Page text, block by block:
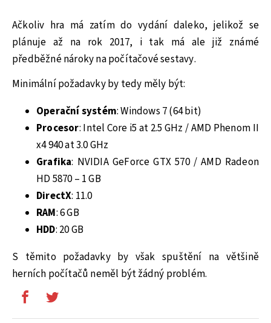
Ačkoliv hra má zatím do vydání daleko, jelikož se
plánuje až na rok 2017, i tak má ale již známé
předběžné nároky na počítačové sestavy.
Minimální požadavky by tedy měly být:
Operační systém: Windows 7 (64 bit)
Procesor: Intel Core i5 at 2.5 GHz / AMD Phenom II
x4 940 at 3.0 GHz
Grafika: NVIDIA GeForce GTX 570 / AMD Radeon
HD 5870 – 1 GB
DirectX: 11.0
RAM: 6 GB
HDD: 20 GB
S těmito požadavky by však spuštění na většině
herních počítačů neměl být žádný problém.